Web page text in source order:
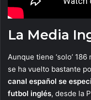
La Media
Aunque tiene ‘solo’
se ha vuelto bastante
canal español se
futbol inglés, desde la